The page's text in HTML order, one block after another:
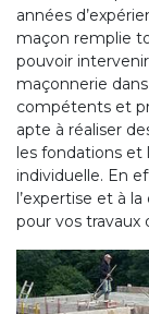
années
maçon remplie
pouvoir
maçonnerie
compétents et
apte à réaliser
les fondations et
individuelle. En
l’expertise et à
pour vos travaux